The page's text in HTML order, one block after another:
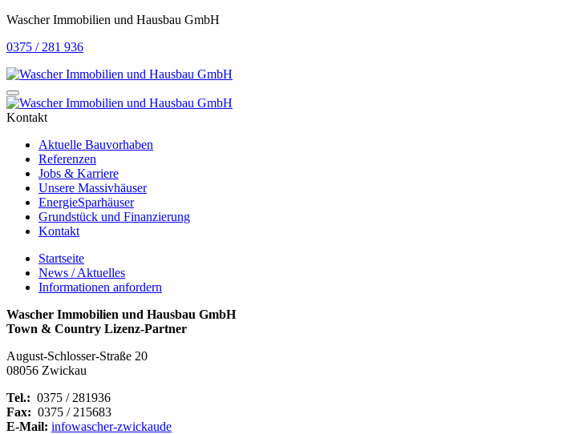
Wascher Immobilien und Hausbau GmbH
0375 / 281 936
Kontakt
Aktuelle Bauvorhaben
Referenzen
Jobs & Karriere
Unsere Massivhäuser
EnergieSparhäuser
Grundstück und Finanzierung
Kontakt
Startseite
News / Aktuelles
Informationen anfordern
Wascher Immobilien und Hausbau GmbH
Town & Country Lizenz-Partner
August-Schlosser-Straße 20
08056 Zwickau
Tel.: 0375 / 281936
Fax: 0375 / 215683
E-Mail: infowascher-zwickaude